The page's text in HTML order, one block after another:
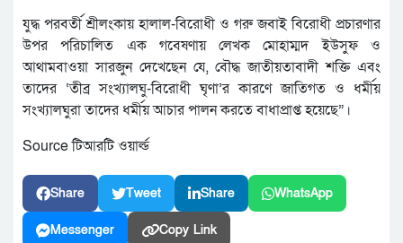
যুদ্ধ পরবর্তী শ্রীলংকায় হালাল-বিরোধী ও গরু জবাই বিরোধী প্রচারণার
উপর পরিচালিত এক গবেষণায় লেখক মোহাম্মদ ইউসুফ ও
আথামবাওয়া সারজুন দেখেছেন যে, বৌদ্ধ জাতীয়তাবাদী শক্তি এবং
তাদের ‘তীব্র সংখ্যালঘু-বিরোধী ঘৃণা’র কারণে জাতিগত ও ধর্মীয়
সংখ্যালঘুরা তাদের ধর্মীয় আচার পালন করতে বাধাপ্রাপ্ত হয়েছে”।
Source টিআরটি ওয়ার্ল্ড
Share Tweet Share WhatsApp
Messenger Copy Link